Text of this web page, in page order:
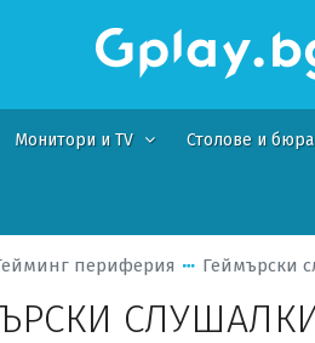
Монитори и TV Столове и бюра
периферия Геймърски
СЛУШАЛКИ